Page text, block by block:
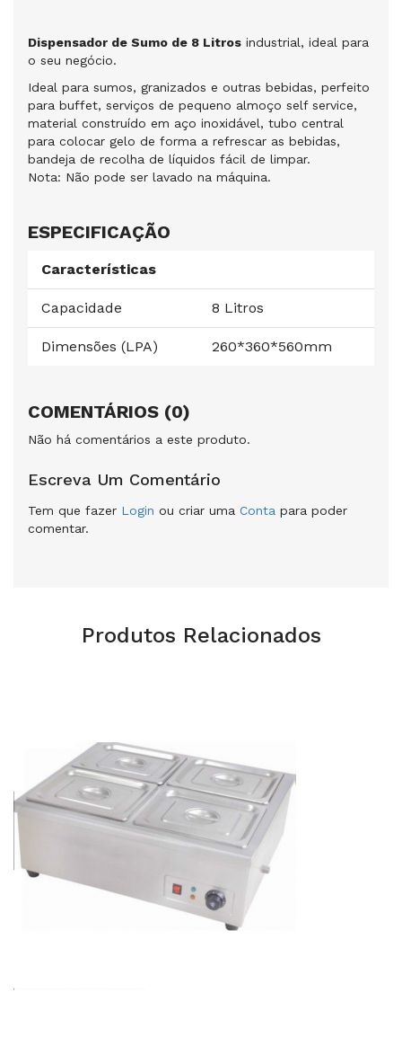
Dispensador de Sumo de 8 Litros industrial, ideal para
o seu negócio.
Ideal para sumos, granizados e outras bebidas, perfeito
para buffet, serviços de pequeno almoço self service,
material construído em aço inoxidável, tubo central
para colocar gelo de forma a refrescar as bebidas,
bandeja de recolha de líquidos fácil de limpar.
Nota: Não pode ser lavado na máquina.
ESPECIFICAÇÃO
Características
Capacidade 8 Litros
Dimensões (LPA) 260*360*560mm
COMENTÁRIOS (0)
Não há comentários a este produto.
Escreva Um Comentário
Tem que fazer Login ou criar uma Conta para poder
comentar.
Produtos Relacionados